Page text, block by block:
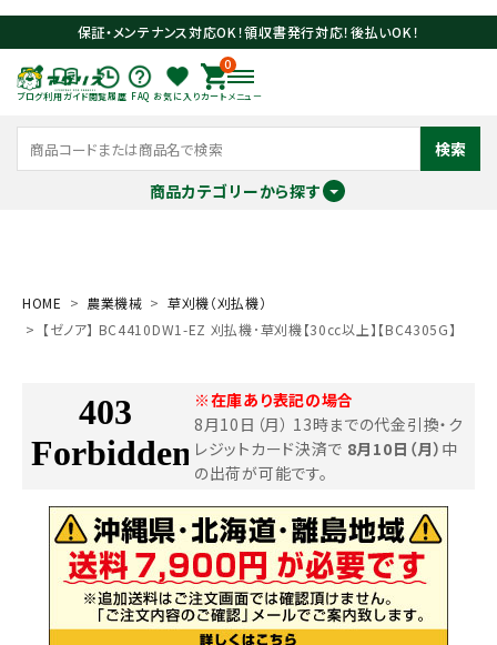
保証・メンテナンス対応OK！領収書発行対応！後払いOK！
ブログ利用ガイド閲覧履歴 FAQ お気に入り
0
カート メニュー
検索
商品カテゴリーから探す
search
お気に入り一覧
閲覧履歴一覧
HOME 農業機械
草刈機（刈払機）
【ゼノア】 BC4410DW1-EZ 刈払機･草刈機【30cc以上】【BC4305G】
※在庫あり表記の場合
8月10日（月） 13時までの代金引換・ク
レジットカード決済で 8月10日（月） 中
の出荷が可能です。